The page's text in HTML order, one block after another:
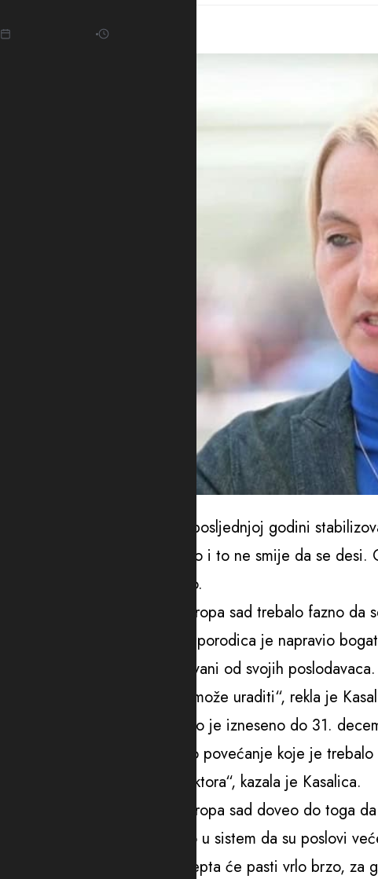
„Crnogorska ekonomija se u posljednjoj godini
sad može da naruši postignuto i to ne smije da se
rekla je Kasalica za Mediabiro.
Ona smatra da je program Evropa sad trebalo fazno da
„U posljednjih 20 godina dio porodica je napravio
zaposleni su duboko nepoštovani od svojih
trebala, ali to se samo fazno može uraditi“, rekla je
Ona je navela da se za sve što je izneseno do 31.
„Sada vidimo da ne dobijamo povećanje koje je
drugoga iz istog ili sličnog sektora“, kazala je Kasalica.
Ona smatra da je program Evropa sad doveo do toga
Goru, jer se strukturno unijelo u sistem da su poslovi
„Takva vrsta sistemskog koncepta će pasti vrlo brzo,